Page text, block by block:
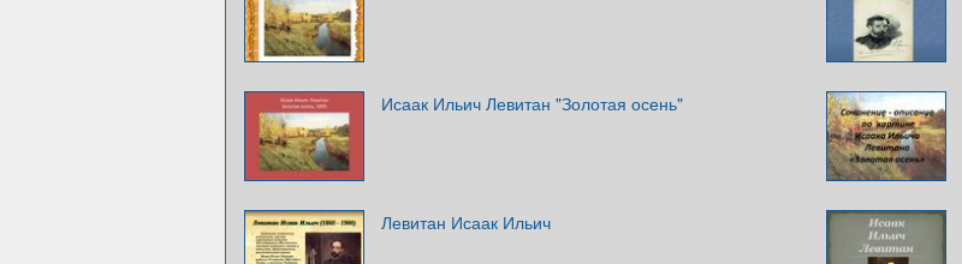
Исаак Ильич Левитан "Золотая осень"
Левитан Исаак Ильич